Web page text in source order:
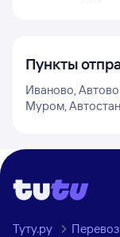
Пункты
Иваново,
Муром,
Туту.ру